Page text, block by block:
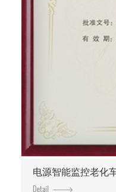
电源智能监控老化